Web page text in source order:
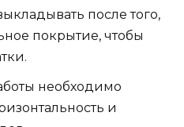
после того,
покрытие, чтобы
необходимо
и